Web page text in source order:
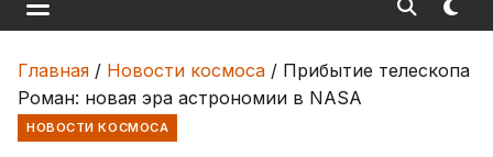
Главная / Новости космоса / Прибытие телескопа
Роман: новая эра астрономии в NASA
НОВОСТИ КОСМОСА